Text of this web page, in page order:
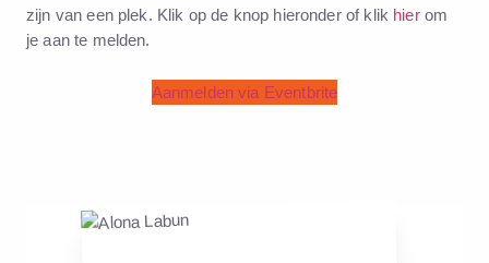
zijn van een plek. Klik op de knop hieronder of klik hier om
je aan te melden.
Aanmelden via Eventbrite